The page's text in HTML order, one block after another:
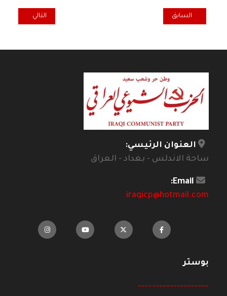
المقال السابق: فشل سياسي آخر للحزب الديمقراطي الكوردستاني ...!!
السابق المقال التالي:
التالي
العنوان الرئيسي:
ساحة الاندلس - بغداد - العراق
Email:
iraqicp@hotmail.com
بوستر
--------------------